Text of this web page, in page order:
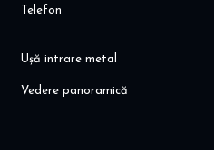
Telefon
Ușă intrare metal
Vedere panoramică